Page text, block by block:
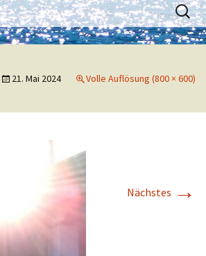
Suchen
nach:
21. Mai 2024 Volle Auflösung (800 × 600)
Nächstes →